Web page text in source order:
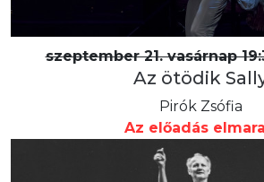
szeptember 21. vasárnap
Az ötödik
Pirók Zsófia
Az előadás